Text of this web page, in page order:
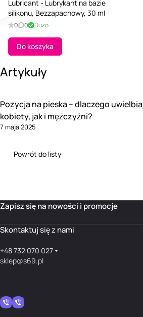
Lubricant - Lubrykant na bazie
silikonu, Bezzapachowy, 30 ml
0 0 Dużo
Do koszyka
Artykuły
Pozycja na pieska – dlaczego
kobiety, jak i mężczyźni?
7 maja 2025
Powrót do listy
Zapisz się na nowości i promocje
Skontaktuj się z nami
+48 732 070 027
sklep@s69.pl